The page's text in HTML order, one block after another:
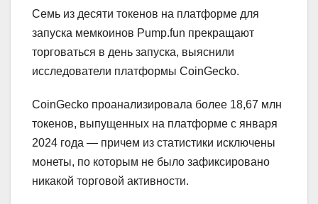
Cемь из десяти токенов на платформе для
запуска мемкоинов Pump.fun прекращают
торговаться в день запуска, выяснили
исследователи платформы CoinGecko.
CoinGecko проанализировала более 18,67 млн ​​
токенов, выпущенных на платформе с января
2024 года — причем из статистики исключены
монеты, по которым не было зафиксировано
никакой торговой активности.